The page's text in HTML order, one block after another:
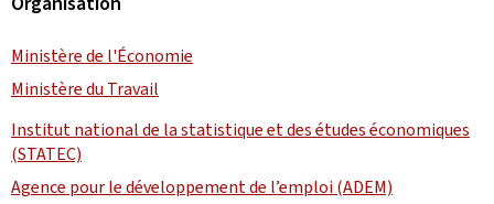
Ministère de l'Économie
Ministère du Travail
Institut national de la statistique et des études économiques
(STATEC)
Agence pour le développement de l’emploi (ADEM)